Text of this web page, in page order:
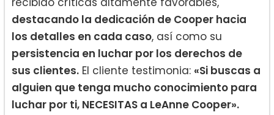
destacando la dedicación de Cooper hacia
los detalles en cada caso, así como su
persistencia en luchar por los derechos de
sus clientes. El cliente testimonia: «Si buscas a
alguien que tenga mucho conocimiento para
luchar por ti, NECESITAS a LeAnne Cooper».